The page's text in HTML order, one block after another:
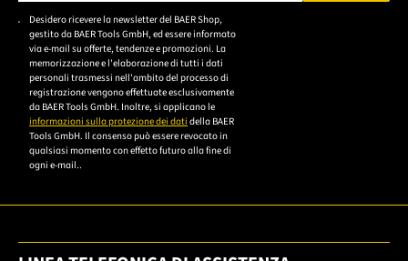
Bitte geben Sie eine gültige E-Mail-Adresse ein.
Desidero ricevere la newsletter del BAER Shop,
gestito da BAER Tools GmbH, ed essere informato
via e-mail su offerte, tendenze e promozioni. La
memorizzazione e l'elaborazione di tutti i dati
personali trasmessi nell'ambito del processo di
registrazione vengono effettuate esclusivamente
da BAER Tools GmbH. Inoltre, si applicano le
informazioni sulla protezione dei dati della BAER
Tools GmbH. Il consenso può essere revocato in
qualsiasi momento con effetto futuro alla fine di
ogni e-mail..